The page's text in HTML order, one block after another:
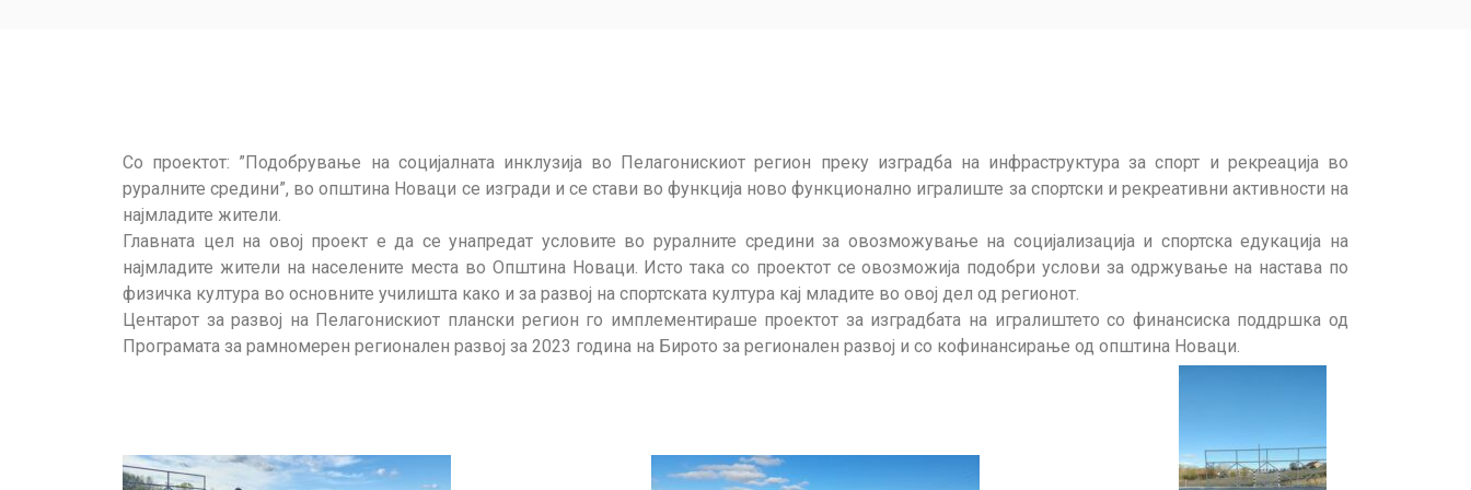
Со проектот: ”Подобрување на социјалната инклузија во Пелагонискиот регион преку изградба на инфраструктура за спорт и рекреација во
руралните средини”, во општина Новаци се изгради и се стави во функција ново функционално игралиште за спортски и рекреативни активности на
најмладите жители.
Главната цел на овој проект е да се унапредат условите во руралните средини за овозможување на социјализација и спортска едукација на
најмладите жители на населените места во Општина Новаци. Исто така со проектот се овозможија подобри услови за одржување на настава по
физичка култура во основните училишта како и за развој на спортската култура кај младите во овој дел од регионот.
Центарот за развој на Пелагонискиот плански регион го имплементираше проектот за изградбата на игралиштето со финансиска поддршка од
Програмата за рамномерен регионален развој за 2023 година на Бирото за регионален развој и со кофинансирање од општина Новаци.